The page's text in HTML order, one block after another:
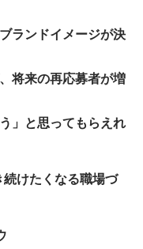
ランドイメージが決
将来の再応募者が増
」と思ってもらえれ
続けたくなる職場づ